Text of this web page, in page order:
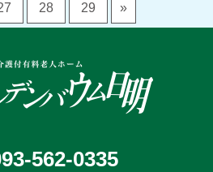
28 29 »
562-0335